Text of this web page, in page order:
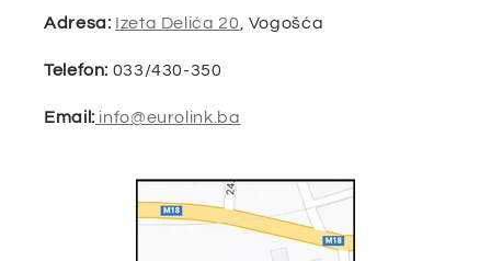
Adresa: Izeta Delića 20, Vogošća
Telefon: 033/430-350
Email: info@eurolink.ba